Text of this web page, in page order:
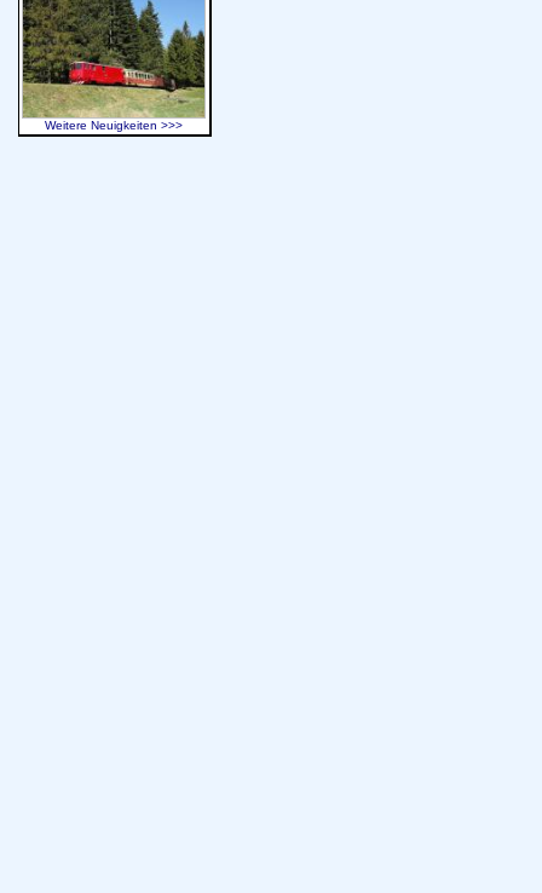
Weitere Neuigkeiten >>>